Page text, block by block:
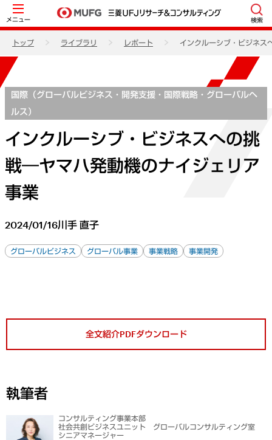
メニュー 検索
トップ ライブラリ レポート インクルーシブ・ビジネ
国際（グローバルビジネス・開発支援・国際戦略・グローバルヘ
ルス）
インクルーシブ・ビジネスへの挑
戦―ヤマハ発動機のナイジェリア
事業
2024/01/16川手 直子
グローバルビジネス グローバル事業 事業戦略 事業開発
全文紹介PDFダウンロード
執筆者
コンサルティング事業本部
社会共創ビジネスユニット グローバルコンサルティング室
シニアマネージャー